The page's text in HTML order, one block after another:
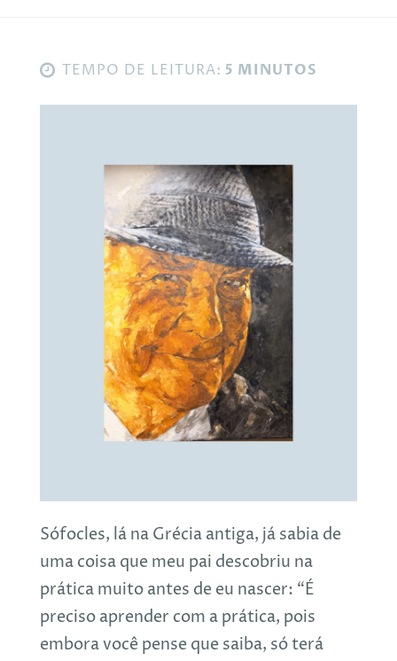
TEMPO DE LEITURA: 5 MINUTOS
Sófocles, lá na Grécia antiga, já sabia de
uma coisa que meu pai descobriu na
prática muito antes de eu nascer: “É
preciso aprender com a prática, pois
embora você pense que saiba, só terá